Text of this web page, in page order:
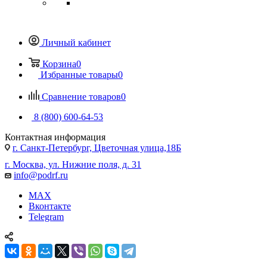
Личный кабинет
Корзина0
Избранные товары0
Сравнение товаров0
8 (800) 600-64-53
Контактная информация
г. Санкт-Петербург, Цветочная улица,18Б
г. Москва, ул. Нижние поля, д. 31
info@podrf.ru
MAX
Вконтакте
Telegram